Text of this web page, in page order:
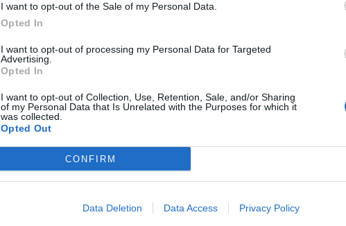
I want to opt-out of the Sale of my Personal Data.
Opted In
I want to opt-out of processing my Personal Data for Targeted
Advertising.
Opted In
I want to opt-out of Collection, Use, Retention, Sale, and/or Sharing
of my Personal Data that Is Unrelated with the Purposes for which it
was collected.
Opted Out
CONFIRM
Data Deletion Data Access Privacy Policy
Médiatér
Székely Sport
Liget
Erdélyi Napló